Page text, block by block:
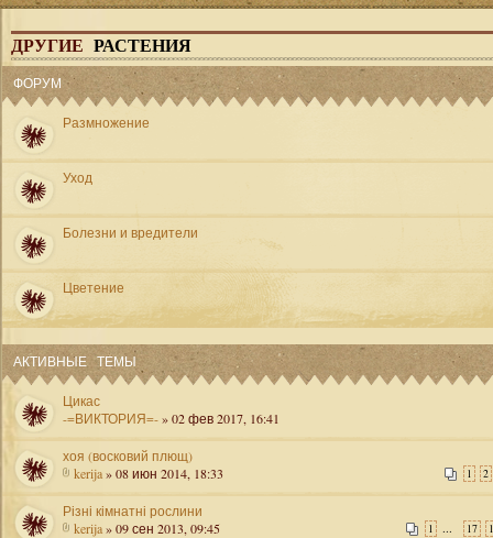
ДРУГИЕ РАСТЕНИЯ
ФОРУМ
Размножение
Уход
Болезни и вредители
Цветение
АКТИВНЫЕ ТЕМЫ
Цикас
-=ВИКТОРИЯ=-» 02 фев 2017, 16:41
хоя (восковий плющ)
1 2
kerija» 08 июн 2014, 18:33
Різні кімнатні рослини
1 ... 17
kerija» 09 сен 2013, 09:45